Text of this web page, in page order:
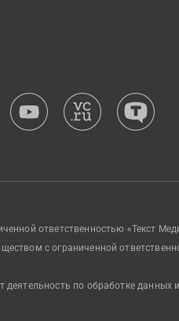
ответственностью «Текст
с ограниченной
деятельность по обработке